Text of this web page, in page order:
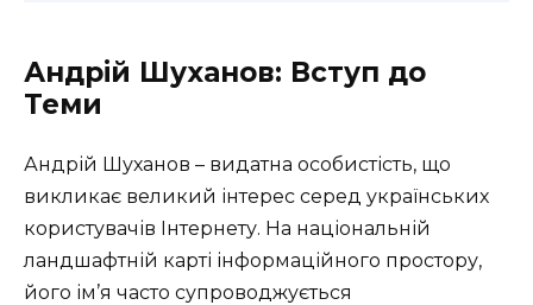
Андрій Шуханов: Вступ до
Теми
Андрій Шуханов – видатна особистість, що
викликає великий інтерес серед українських
користувачів Інтернету. На національній
ландшафтній карті інформаційного простору,
його ім’я часто супроводжується